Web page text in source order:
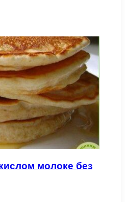
молоке без